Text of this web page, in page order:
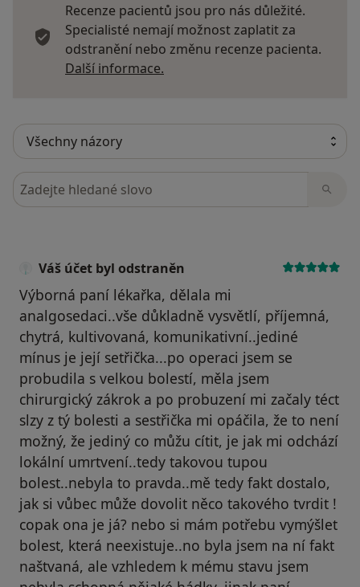
Recenze pacientů jsou pro nás důležité.
Specialisté nemají možnost zaplatit za
odstranění nebo změnu recenze pacienta.
Další informace.
Hledejte v názorech
Váš účet byl odstraněn
Výborná paní lékařka, dělala mi
analgosedaci..vše důkladně vysvětlí, příjemná,
chytrá, kultivovaná, komunikativní..jediné
mínus je její setřička...po operaci jsem se
probudila s velkou bolestí, měla jsem
chirurgický zákrok a po probuzení mi začaly téct
slzy z tý bolesti a sestřička mi opáčila, že to není
možný, že jediný co můžu cítit, je jak mi odchází
lokální umrtvení..tedy takovou tupou
bolest..nebyla to pravda..mě tedy fakt dostalo,
jak si vůbec může dovolit něco takového tvrdit !
copak ona je já? nebo si mám potřebu vymýšlet
bolest, která neexistuje..no byla jsem na ní fakt
naštvaná, ale vzhledem k mému stavu jsem